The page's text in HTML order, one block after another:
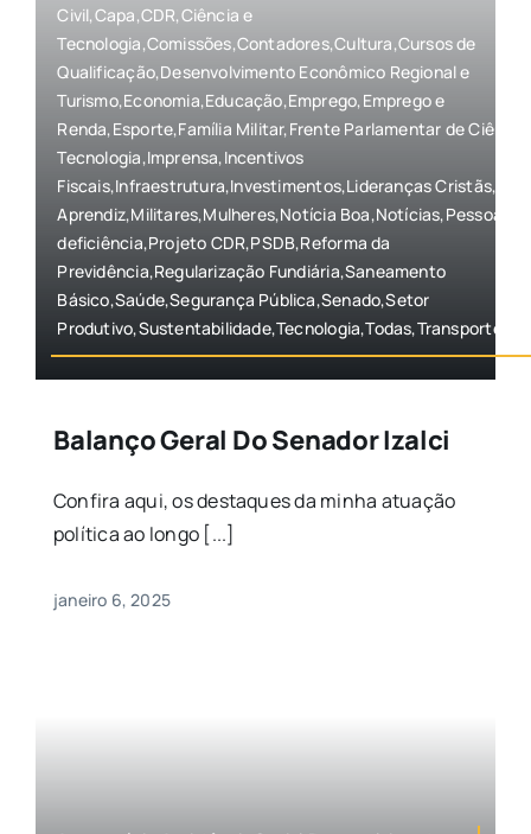
Civil,Capa,CDR,Ciência e
Tecnologia,Comissões,Contadores,Cultura,Cursos de
Qualificação,Desenvolvimento Econômico Regional e
Turismo,Economia,Educação,Emprego,Emprego e
Renda,Esporte,Família Militar,Frente Parlamentar de Ciência
Tecnologia,Imprensa,Incentivos
Fiscais,Infraestrutura,Investimentos,Lideranças
Aprendiz,Militares,Mulheres,Notícia Boa,Notícias,Pessoas
deficiência,Projeto CDR,PSDB,Reforma da
Previdência,Regularização Fundiária,Saneamento
Básico,Saúde,Segurança Pública,Senado,Setor
Balanço Geral Do Senador Izalci
Confira aqui, os destaques da minha atuação
política ao longo [...]
janeiro 6, 2025